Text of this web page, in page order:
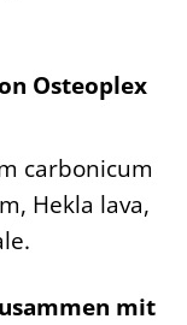
Osteoplex
carbonicum
Hekla lava,
mit